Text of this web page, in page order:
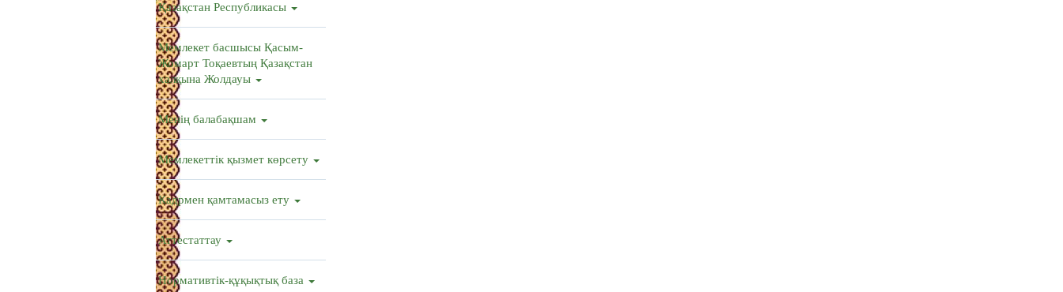
Қазақстан Республикасы
Мемлекет басшысы Қасым-
Жомарт Тоқаевтың Қазақстан
халқына Жолдауы
Менің балабақшам
Мемлекеттік қызмет көрсету
Кадрмен қамтамасыз ету
Аттестаттау
Нормативтік-құқықтық база